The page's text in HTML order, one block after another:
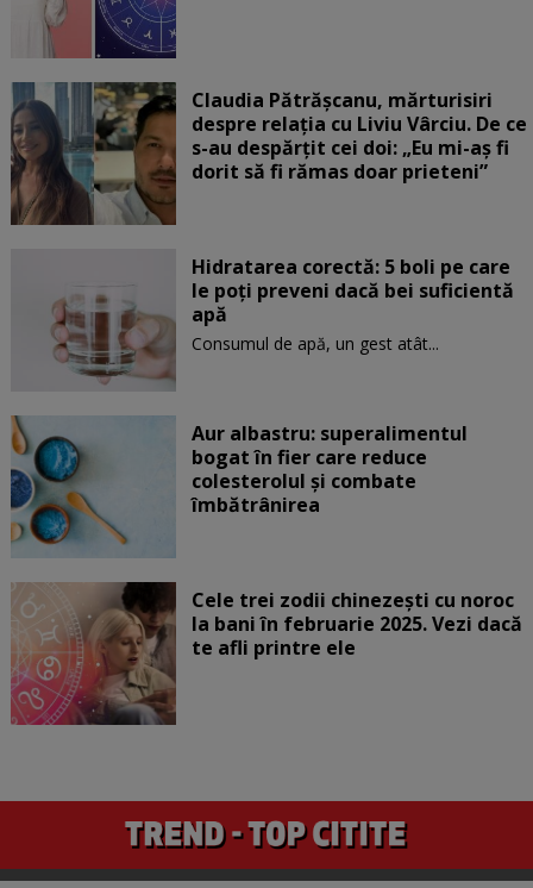
Claudia Pătrășcanu, mărturisiri
despre relația cu Liviu Vârciu. De ce
s-au despărțit cei doi: „Eu mi-aș fi
dorit să fi rămas doar prieteni”
Hidratarea corectă: 5 boli pe care
le poți preveni dacă bei suficientă
apă
Consumul de apă, un gest atât...
Aur albastru: superalimentul
bogat în fier care reduce
colesterolul și combate
îmbătrânirea
Cele trei zodii chinezești cu noroc
la bani în februarie 2025. Vezi dacă
te afli printre ele